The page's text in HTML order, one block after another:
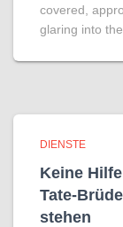
covered,
glaring into
DIENSTE
Keine
Tate-
stehen